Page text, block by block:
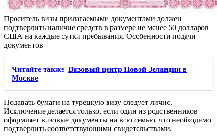
Проситель визы прилагаемыми документами должен
подтвердить наличие средств в размере не менее 50 долларов
США на каждые сутки пребывания. Особенности подачи
документов
Читайте также Визовый центр Новой Зеландии в
Москве
Подавать бумаги на турецкую визу следует лично.
Исключение делается только, если один из родственников
оформляет визовые документы на всю семью, что необходимо
подтвердить соответствующими свидетельствами.